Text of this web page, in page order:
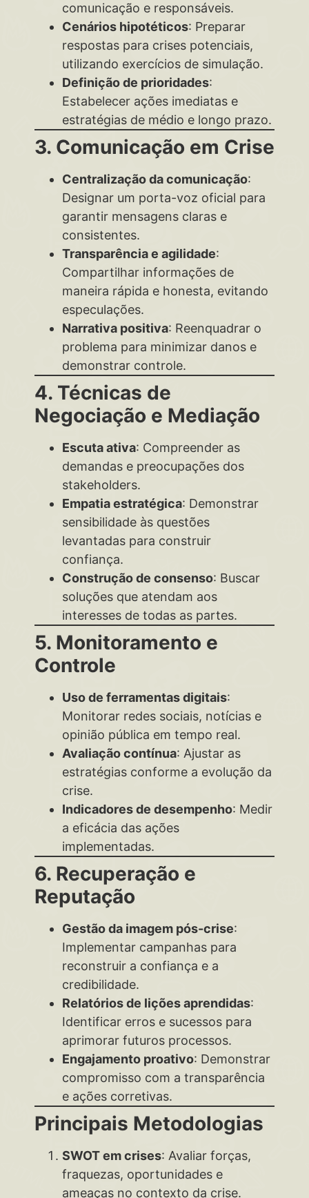
comunicação e responsáveis.
Cenários hipotéticos: Preparar
respostas para crises potenciais,
utilizando exercícios de simulação.
Definição de prioridades:
Estabelecer ações imediatas e
estratégias de médio e longo prazo.
3. Comunicação em Crise
Centralização da comunicação:
Designar um porta-voz oficial para
garantir mensagens claras e
consistentes.
Transparência e agilidade:
Compartilhar informações de
maneira rápida e honesta, evitando
especulações.
Narrativa positiva: Reenquadrar o
problema para minimizar danos e
demonstrar controle.
4. Técnicas de
Negociação e Mediação
Escuta ativa: Compreender as
demandas e preocupações dos
stakeholders.
Empatia estratégica: Demonstrar
sensibilidade às questões
levantadas para construir
confiança.
Construção de consenso: Buscar
soluções que atendam aos
interesses de todas as partes.
5. Monitoramento e
Controle
Uso de ferramentas digitais:
Monitorar redes sociais, notícias e
opinião pública em tempo real.
Avaliação contínua: Ajustar as
estratégias conforme a evolução da
crise.
Indicadores de desempenho: Medir
a eficácia das ações
implementadas.
6. Recuperação e
Reputação
Gestão da imagem pós-crise:
Implementar campanhas para
reconstruir a confiança e a
credibilidade.
Relatórios de lições aprendidas:
Identificar erros e sucessos para
aprimorar futuros processos.
Engajamento proativo: Demonstrar
compromisso com a transparência
e ações corretivas.
Principais Metodologias
SWOT em crises: Avaliar forças,
fraquezas, oportunidades e
ameaças no contexto da crise.